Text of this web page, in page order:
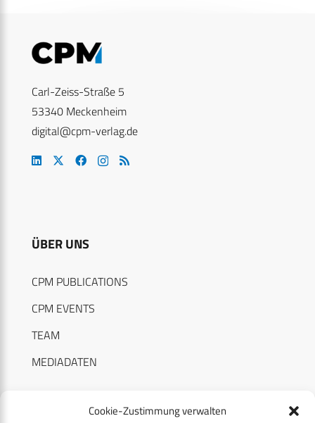
Cookie-Zustimmung verwalten
Carl-Zeiss-Straße 5
53340 Meckenheim
digital@cpm-verlag.de
ÜBER UNS
CPM PUBLICATIONS
CPM EVENTS
TEAM
MEDIADATEN